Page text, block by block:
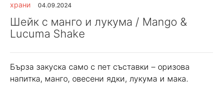
храни
04.09.2024
Шейк с манго и лукума / Mango &
Lucuma Shake
Бърза закуска само с пет съставки – оризова
напитка, манго, овесени ядки, лукума и мака.